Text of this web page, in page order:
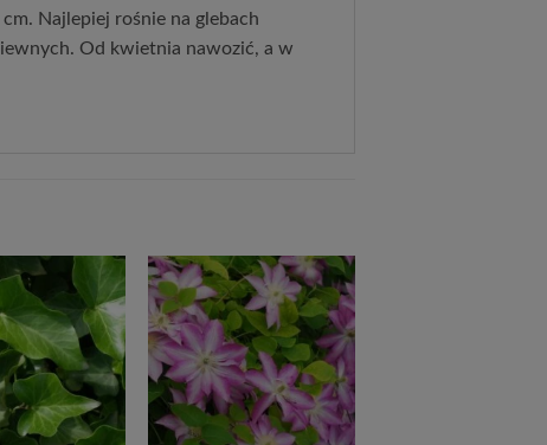
Najlepiej rośnie na glebach
Od kwietnia nawozić, a w
Dodaj
do
listy
życzeń
Dodaj
do
listy
życzeń